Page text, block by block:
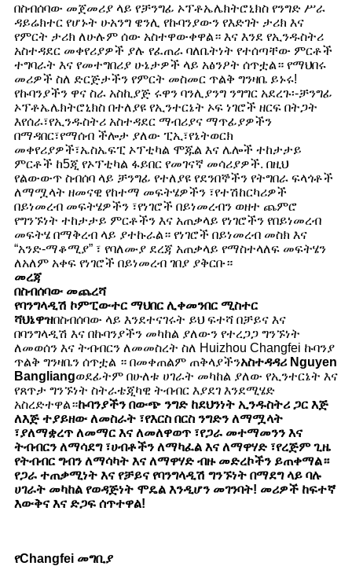
በስብሰባው መጀመሪያ ላይ የቻንግፊ ኦፕቶኤሌክትሮኒክስ የንግድ ሥራ
ዳይሬክተር የሆኑት ሁአንግ ዌንሊ የኩባንያውን የእድገት ታሪክ እና
የምርት ታሪክ ለሁሉም ሰው አስተዋውቀዋል። እና እንደ የኢንዱስትሪ
አስተዳደር መቀየሪያዎች ያሉ የፈጠራ ባለቤትነት የተሰጣቸው ምርቶች
ተግባራት እና የመተግበሪያ ሁኔታዎች ላይ አፅንዖት ሰጥቷል። የማህበሩ
መሪዎች ስለ ድርጅታችን የምርት መስመር ጥልቅ ግንዛቤ ይኑሩ!
የኩባንያችን ዋና ስራ አስኪያጅ ሩዋን ባንሊያንግ ንግግር አደረጉ፡-ቻንግፊ
ኦፕቶኤሌክትሮኒክስ በተለያዩ የኢንተርኔት ኦፍ ነገሮች ዘርፍ በትጋት
እየሰራ፣የኢንዱስትሪ አስተዳደር ማብሪያና ማጥፊያዎችን
በማዳበር፣የማሰብ ችሎታ ያለው ፒኢ፣የኔትወርክ
መቀየሪያዎች፣ኤስኤፍፒ ኦፕቲካል ሞጁል እና ሌሎች ተከታታይ
ምርቶች ከ5ጂ የኦፕቲካል ፋይበር የመገናኛ መሳሪያዎች. በዚህ
የልውውጥ ስብሰባ ላይ ቻንግፊ የተለያዩ የደንበኞችን የትግበራ ፍላጎቶች
ለማሟላት ዘመናዊ የከተማ መፍትሄዎችን ፣የተሽከርካሪዎች
በይነመረብ መፍትሄዎችን ፣የነገሮች በይነመረብን ወዘተ ጨምሮ
የግንኙነት ተከታታይ ምርቶችን እና አጠቃላይ የነገሮችን የበይነመረብ
መፍትሄ በማቅረብ ላይ ያተኩራል። የነገሮች በይነመረብ መስክ እና
“አንድ-ማቆሚያ” ፣ የባለሙያ ደረጃ አጠቃላይ የማስተላለፍ መፍትሄን
ለአለም አቀፍ የነገሮች በይነመረብ ገበያ ያቅርቡ።
መረጃ
በስብሰባው መጨረሻ
የባንግላዲሽ ኮምፒውተር ማህበር ሊቀመንበር ሚስተር
ሻህኔዋዝበስብሰባው ላይ እንደተናገሩት ይህ ፍተሻ በቻይና እና
በባንግላዲሽ እና በኩባንያችን መካከል ያለውን የተረጋጋ ግንኙነት
ለመወሰን እና ትብብርን ለመመስረት ስለ Huizhou Changfei ኩባንያ
ጥልቅ ግንዛቤን ሰጥቷል ። በመቀጠልም ጠቅላያችንአስተዳዳሪ Nguyen
Bangliangወደፊትም በሁለቱ ሀገራት መካከል ያለው የኢንተርኔት እና
የጸጥታ ግንኙነት ስትራቴጂካዊ ትብብር እያደገ እንደሚሄድ
አስረድተዋል።ኩባንያችን በውጭ ንግድ ከደህንነት ኢንዱስትሪ ጋር እጅ
ለእጅ ተያይዘው ለመስራት ፣የእርስ በርስ ንግድን ለማሟላት
፣ያለማቋረጥ ለመማር እና ለመለዋወጥ ፣የጋራ መተማመንን እና
ትብብርን ለማሳደግ ፣ሀብቶችን ለማካፈል እና ለማዋሃድ ፣የረጅም ጊዜ
የትብብር ግብን ለማሳካት እና ለማዋሃድ ብዙ መድረኮችን ይጠቀማል።
የጋራ ተጠቃሚነት እና የቻይና የባንግላዲሽ ግንኙነት በማደግ ላይ ባሉ
ሀገራት መካከል የወዳጅነት ሞዴል እንዲሆን መገንባት! መሪዎች ከፍተኛ
እውቅና እና ድጋፍ ሰጥተዋል!
የChangfei መግቢያ